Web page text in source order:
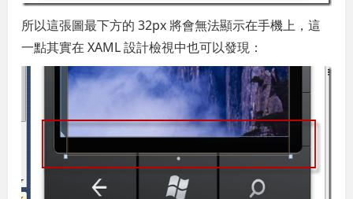
所以這張圖最下方的 32px 將會無法顯示在手機上，這
一點其實在 XAML 設計檢視中也可以發現：